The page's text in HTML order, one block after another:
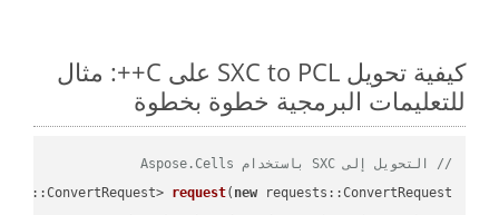
كيفية تحويل SXC to PCL على C++: مثال
للتعليمات البرمجية خطوة بخطوة
// التحويل إلى SXC باستخدام Aspose.Cells
request( new